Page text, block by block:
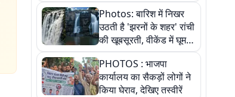
अशोक धाम—आस्था,
श्रृंगार, अनुष्ठान और
अलौकिक संध्या आरती के
विहंगम दृश्य
Photos: बारिश में निखर
उठती है 'झरनों के शहर' रांची
की खूबसूरती, वीकेंड में घूम
आएं ये 5 वादियां
PHOTOS : भाजपा
कार्यालय का सैकड़ों लोगों ने
किया घेराव, देखिए तस्वीरें